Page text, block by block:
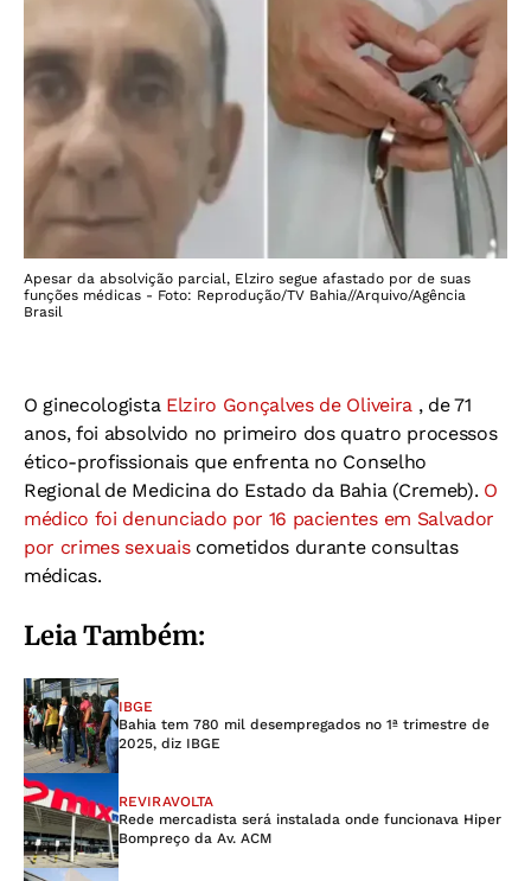
Apesar da absolvição parcial, Elziro segue afastado por de suas
funções médicas - Foto: Reprodução/TV Bahia//Arquivo/Agência
Brasil
O ginecologista Elziro Gonçalves de Oliveira , de 71
anos, foi absolvido no primeiro dos quatro processos
ético-profissionais que enfrenta no Conselho
Regional de Medicina do Estado da Bahia (Cremeb). O
médico foi denunciado por 16 pacientes em Salvador
por crimes sexuaiscometidos durante consultas
médicas.
Leia Também:
IBGE
Bahia tem 780 mil desempregados no 1ª trimestre de
2025, diz IBGE
REVIRAVOLTA
Rede mercadista será instalada onde funcionava Hiper
Bompreço da Av. ACM